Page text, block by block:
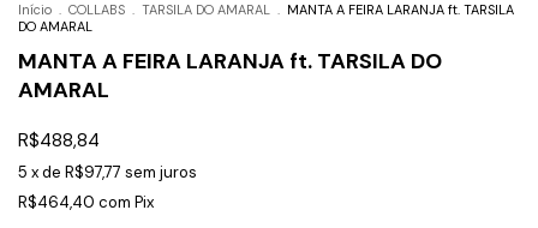
Início . COLLABS . TARSILA DO AMARAL . MANTA A FEIRA LARANJA ft. TARSILA
DO AMARAL
MANTA A FEIRA LARANJA ft. TARSILA DO
AMARAL
R$488,84
5 x de R$97,77 sem juros
R$464,40 com Pix